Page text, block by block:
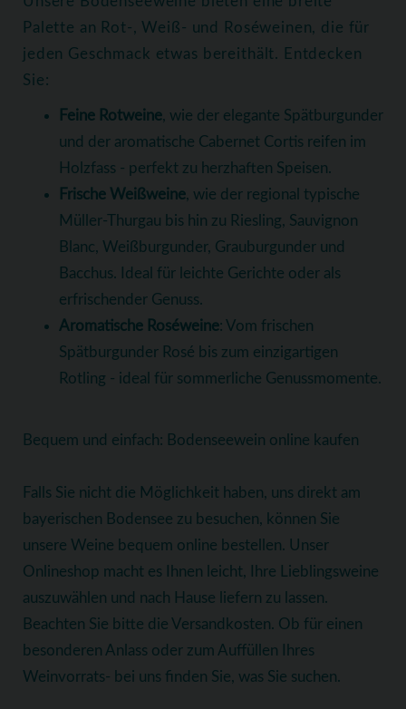
Palette an Rot-, Weiß- und Roséweinen, die für
jeden Geschmack etwas bereithält. Entdecken
Sie:
Feine Rotweine, wie der elegante Spätburgunder
und der aromatische Cabernet Cortis reifen im
Holzfass - perfekt zu herzhaften Speisen.
Frische Weißweine, wie der regional typische
Müller-Thurgau bis hin zu Riesling, Sauvignon
Blanc, Weißburgunder, Grauburgunder und
Bacchus. Ideal für leichte Gerichte oder als
erfrischender Genuss.
Aromatische Roséweine: Vom frischen
Spätburgunder Rosé bis zum einzigartigen
Rotling - ideal für sommerliche Genussmomente.
Bequem und einfach: Bodenseewein online kaufen
Falls Sie nicht die Möglichkeit haben, uns direkt am
bayerischen Bodensee zu besuchen, können Sie
unsere Weine bequem online bestellen. Unser
Onlineshop macht es Ihnen leicht, Ihre Lieblingsweine
auszuwählen und nach Hause liefern zu lassen.
Beachten Sie bitte die Versandkosten. Ob für einen
besonderen Anlass oder zum Auffüllen Ihres
Weinvorrats- bei uns finden Sie, was Sie suchen.